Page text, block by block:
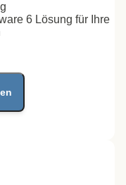
6 Lösung für Ihre